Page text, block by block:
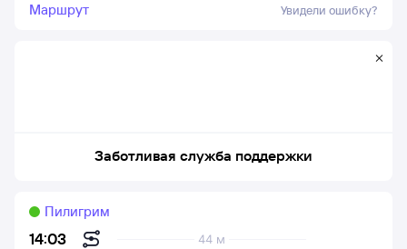
Маршрут Увидели ошибку?
Заботливая служба поддержки
14:03
44 м
Пилигрим